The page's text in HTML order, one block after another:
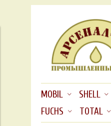
MOBIL SHELL
FUCHS
TOTAL